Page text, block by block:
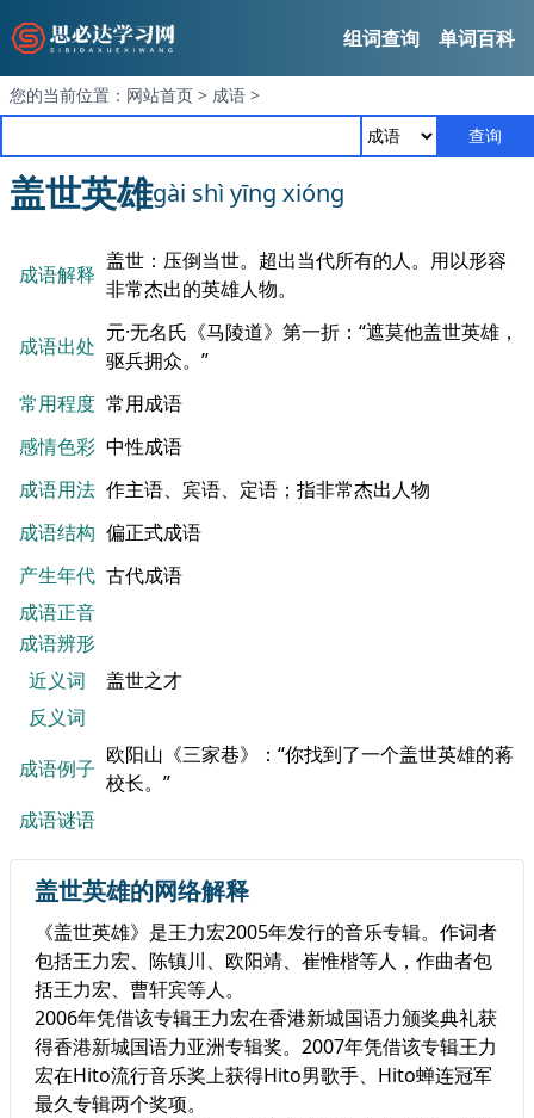
组词查询 单词百科
您的当前位置： 网站首页 > 成语 >
查询
盖世英雄gài shì yīng xióng
成语解释
盖世：压倒当世。超出当代所有的人。用以形容
非常杰出的英雄人物。
成语出处
元·无名氏《马陵道》第一折：“遮莫他盖世英雄，
驱兵拥众。”
常用程度 常用成语
感情色彩 中性成语
成语用法 作主语、宾语、定语；指非常杰出人物
成语结构 偏正式成语
产生年代 古代成语
成语正音
成语辨形
近义词
盖世之才
反义词
成语例子
欧阳山《三家巷》：“你找到了一个盖世英雄的蒋
校长。”
成语谜语
盖世英雄的网络解释
《盖世英雄》是王力宏2005年发行的音乐专辑。作词者
包括王力宏、陈镇川、欧阳靖、崔惟楷等人，作曲者包
括王力宏、曹轩宾等人。
2006年凭借该专辑王力宏在香港新城国语力颁奖典礼获
得香港新城国语力亚洲专辑奖。2007年凭借该专辑王力
宏在Hito流行音乐奖上获得Hito男歌手、Hito蝉连冠军
最久专辑两个奖项。